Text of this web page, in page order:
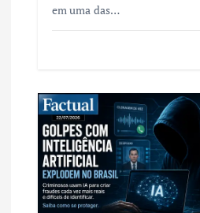
em uma das…